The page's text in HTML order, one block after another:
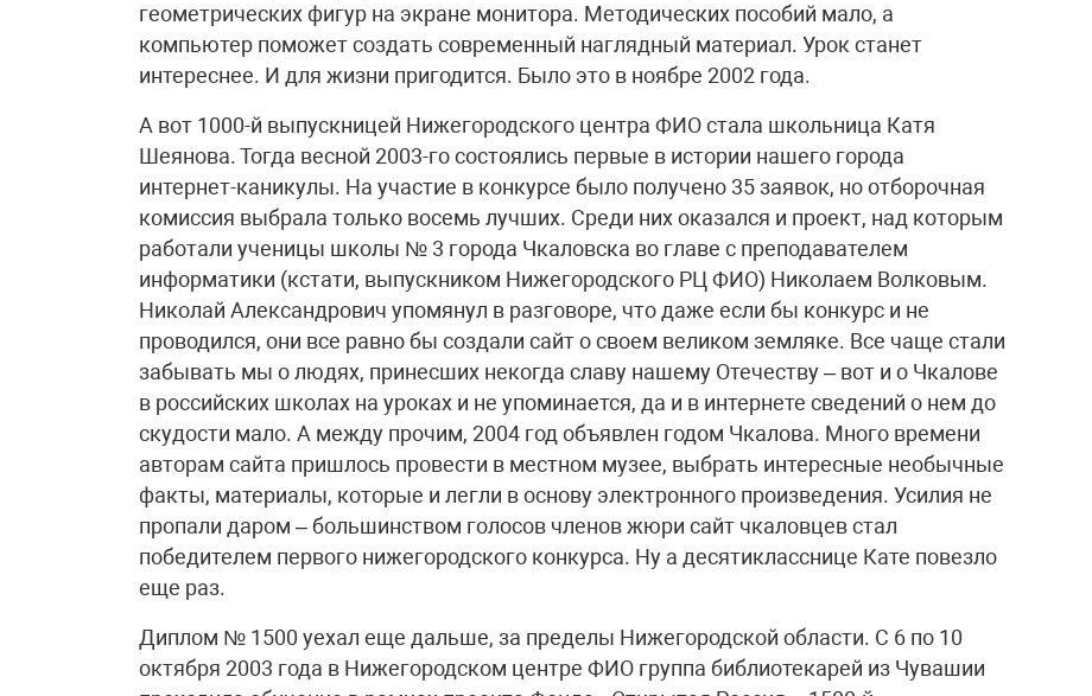
геометрических фигур на экране монитора. Методических пособий мало, а
компьютер поможет создать современный наглядный материал. Урок станет
интереснее. И для жизни пригодится. Было это в ноябре 2002 года.
А вот 1000-й выпускницей Нижегородского центра ФИО стала школьница Катя
Шеянова. Тогда весной 2003-го состоялись первые в истории нашего города
интернет-каникулы. На участие в конкурсе было получено 35 заявок, но отборочная
комиссия выбрала только восемь лучших. Среди них оказался и проект, над которым
работали ученицы школы № 3 города Чкаловска во главе с преподавателем
информатики (кстати, выпускником Нижегородского РЦ ФИО) Николаем Волковым.
Николай Александрович упомянул в разговоре, что даже если бы конкурс и не
проводился, они все равно бы создали сайт о своем великом земляке. Все чаще стали
забывать мы о людях, принесших некогда славу нашему Отечеству – вот и о Чкалове
в российских школах на уроках и не упоминается, да и в интернете сведений о нем до
скудости мало. А между прочим, 2004 год объявлен годом Чкалова. Много времени
авторам сайта пришлось провести в местном музее, выбрать интересные необычные
факты, материалы, которые и легли в основу электронного произведения. Усилия не
пропали даром – большинством голосов членов жюри сайт чкаловцев стал
победителем первого нижегородского конкурса. Ну а десятикласснице Кате повезло
еще раз.
Диплом № 1500 уехал еще дальше, за пределы Нижегородской области. С 6 по 10
октября 2003 года в Нижегородском центре ФИО группа библиотекарей из Чувашии